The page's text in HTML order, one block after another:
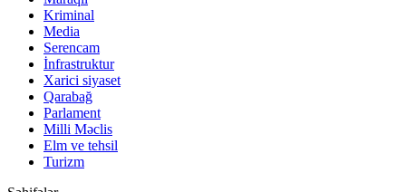
Kriminal
Media
Serencam
İnfrastruktur
Xarici siyaset
Qarabağ
Parlament
Milli Məclis
Elm ve tehsil
Turizm